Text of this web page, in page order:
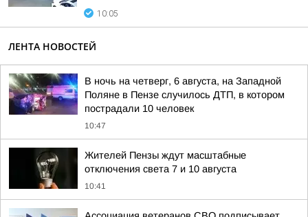
10:05
ЛЕНТА НОВОСТЕЙ
В ночь на четверг, 6 августа, на Западной
Поляне в Пензе случилось ДТП, в котором
пострадали 10 человек
10:47
Жителей Пензы ждут масштабные
отключения света 7 и 10 августа
10:41